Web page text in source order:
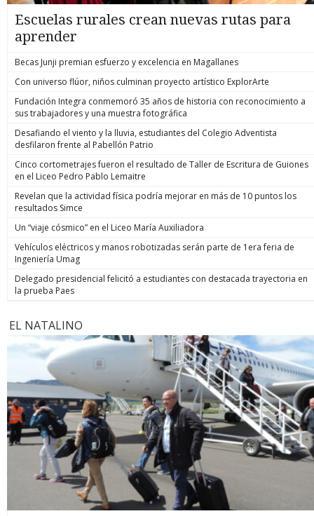
Escuelas rurales crean nuevas rutas para
aprender
Becas Junji premian esfuerzo y excelencia en Magallanes
Con universo flúor, niños culminan proyecto artístico ExplorArte
Fundación Integra conmemoró 35 años de historia con reconocimiento a
sus trabajadores y una muestra fotográfica
Desafiando el viento y la lluvia, estudiantes del Colegio Adventista
desfilaron frente al Pabellón Patrio
Cinco cortometrajes fueron el resultado de Taller de Escritura de Guiones
en el Liceo Pedro Pablo Lemaitre
Revelan que la actividad física podría mejorar en más de 10 puntos los
resultados Simce
Un “viaje cósmico” en el Liceo María Auxiliadora
Vehículos eléctricos y manos robotizadas serán parte de 1era feria de
Ingeniería Umag
Delegado presidencial felicitó a estudiantes con destacada trayectoria en
la prueba Paes
EL NATALINO